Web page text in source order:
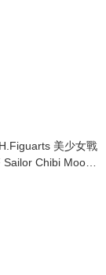
美少女戰
Chibi Moon